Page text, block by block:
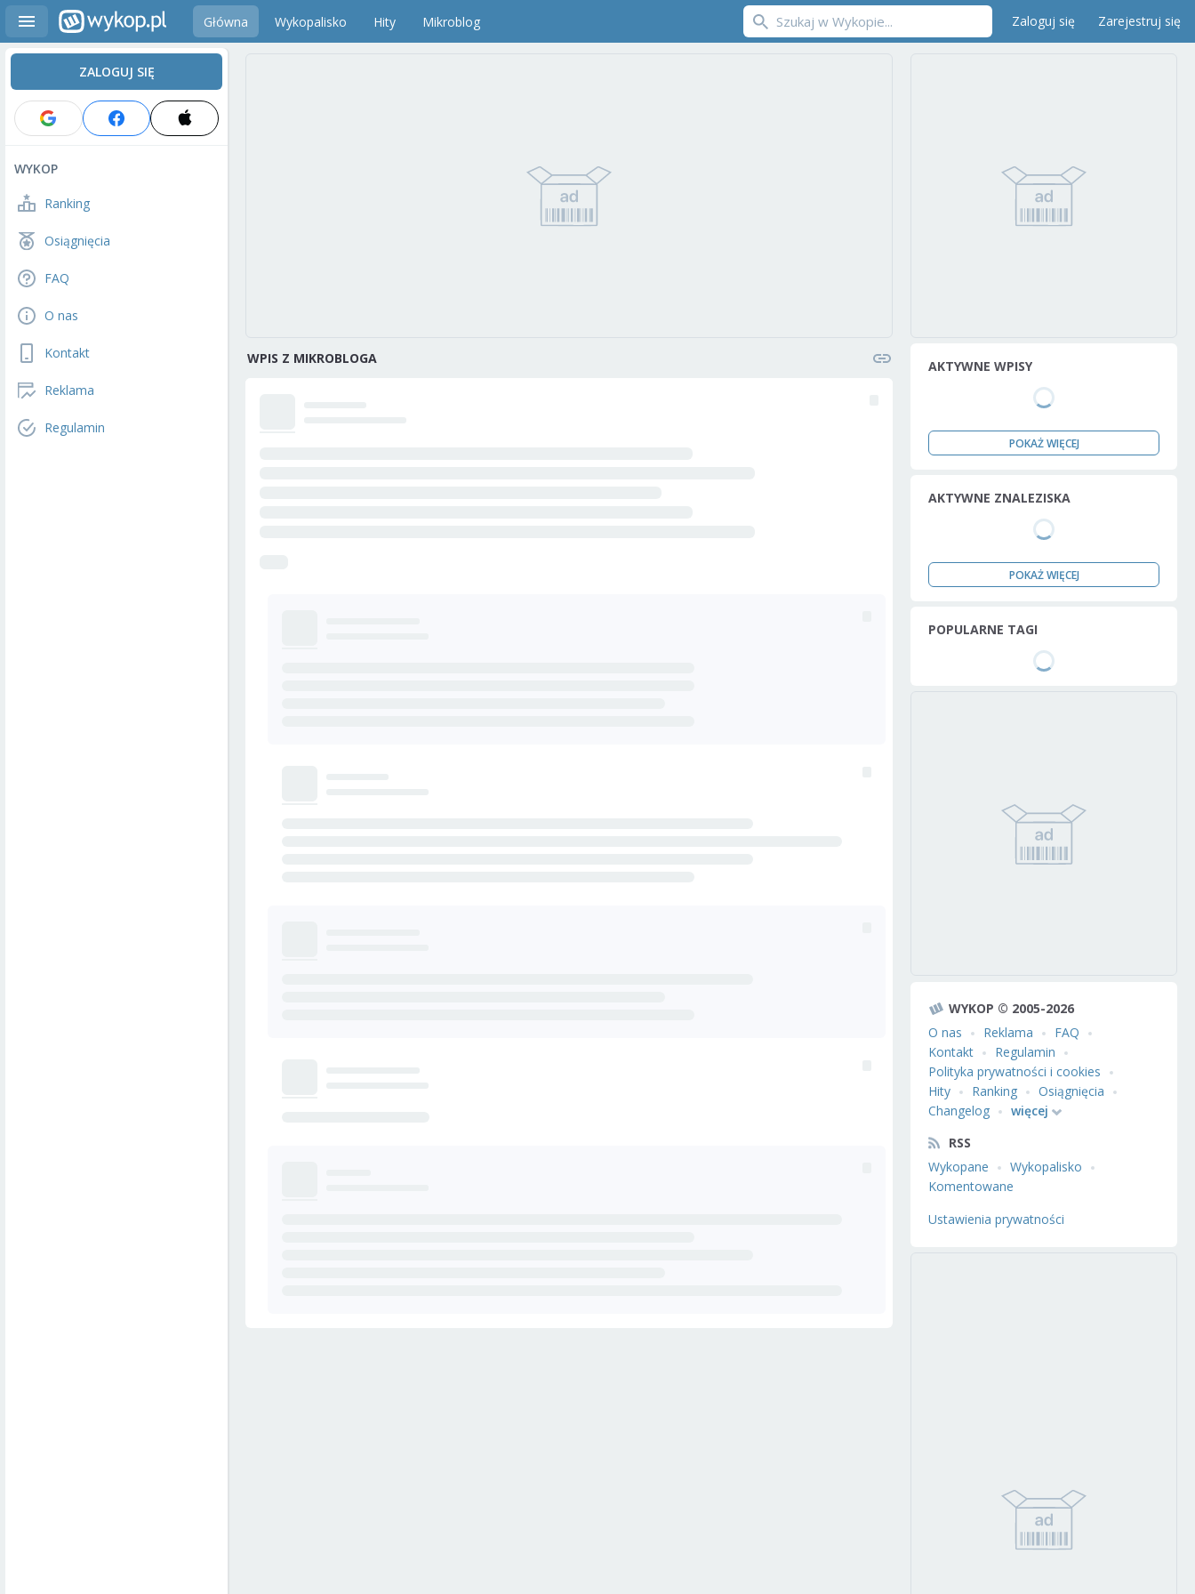
Główna Wykopalisko Hity Mikroblog Zaloguj się Zarejestruj się
ZALOGUJ SIĘ
WYKOP
Ranking
Osiągnięcia
FAQ
O nas
Kontakt
Reklama
Regulamin
WPIS Z MIKROBLOGA AKTYWNE WPISY
POKAŻ WIĘCEJ
AKTYWNE ZNALEZISKA
POKAŻ WIĘCEJ
POPULARNE TAGI
WYKOP © 2005-2026
O nas
Reklama
FAQ
Kontakt
Regulamin
Polityka prywatności i cookies
Hity
Ranking
Osiągnięcia
Changelog
więcej
RSS
Wykopane
Wykopalisko
Komentowane
Ustawienia prywatności